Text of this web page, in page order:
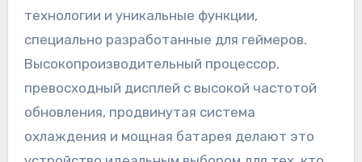
технологии и уникальные функции,
специально разработанные для геймеров.
Высокопроизводительный процессор,
превосходный дисплей с высокой частотой
обновления, продвинутая система
охлаждения и мощная батарея делают это